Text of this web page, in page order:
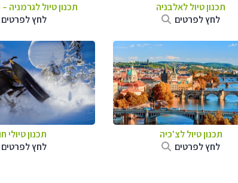
תכנון טיול לאלבניה
לחץ לפרטים
תכנון טיול לגרמניה –
לחץ לפרטים
תכנון טיול לצ'כיה
לחץ לפרטים
תכנון טיולי
לחץ לפרטים